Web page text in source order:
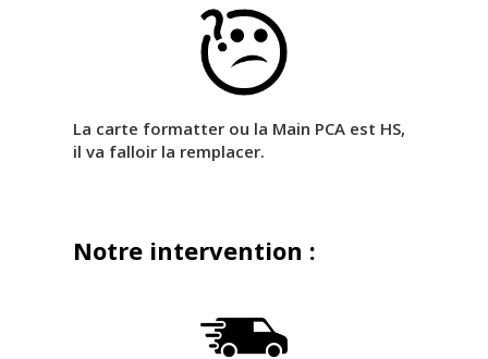
La carte formatter ou la Main PCA est HS,
il va falloir la remplacer.
Notre intervention :